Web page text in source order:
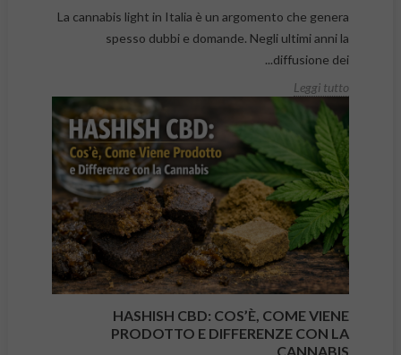
La cannabis light in Italia è un argomento che genera
spesso dubbi e domande. Negli ultimi anni la
diffusione dei...
Leggi tutto
HASHISH CBD: COS’È, COME VIENE
PRODOTTO E DIFFERENZE CON LA
CANNABIS